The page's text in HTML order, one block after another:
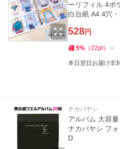
ーリフィル 4ポ
白台紙 A4 4穴
528円
5% （22pt）
本日翌日お届け非
ナカバヤシ
アルバム 大容
ナカバヤシ フ
D